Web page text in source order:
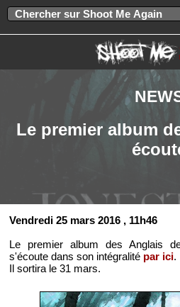
Le premier album
Vendredi 25 mars 2016 , 11h46
Le premier album des Anglais
s'écoute dans son intégralité par ici.
Il sortira le 31 mars.